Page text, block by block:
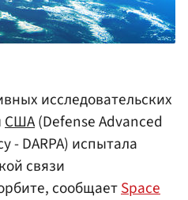
исследовательских
США(Defense Advanced
- DARPA) испытала
связи
сообщаетSpace